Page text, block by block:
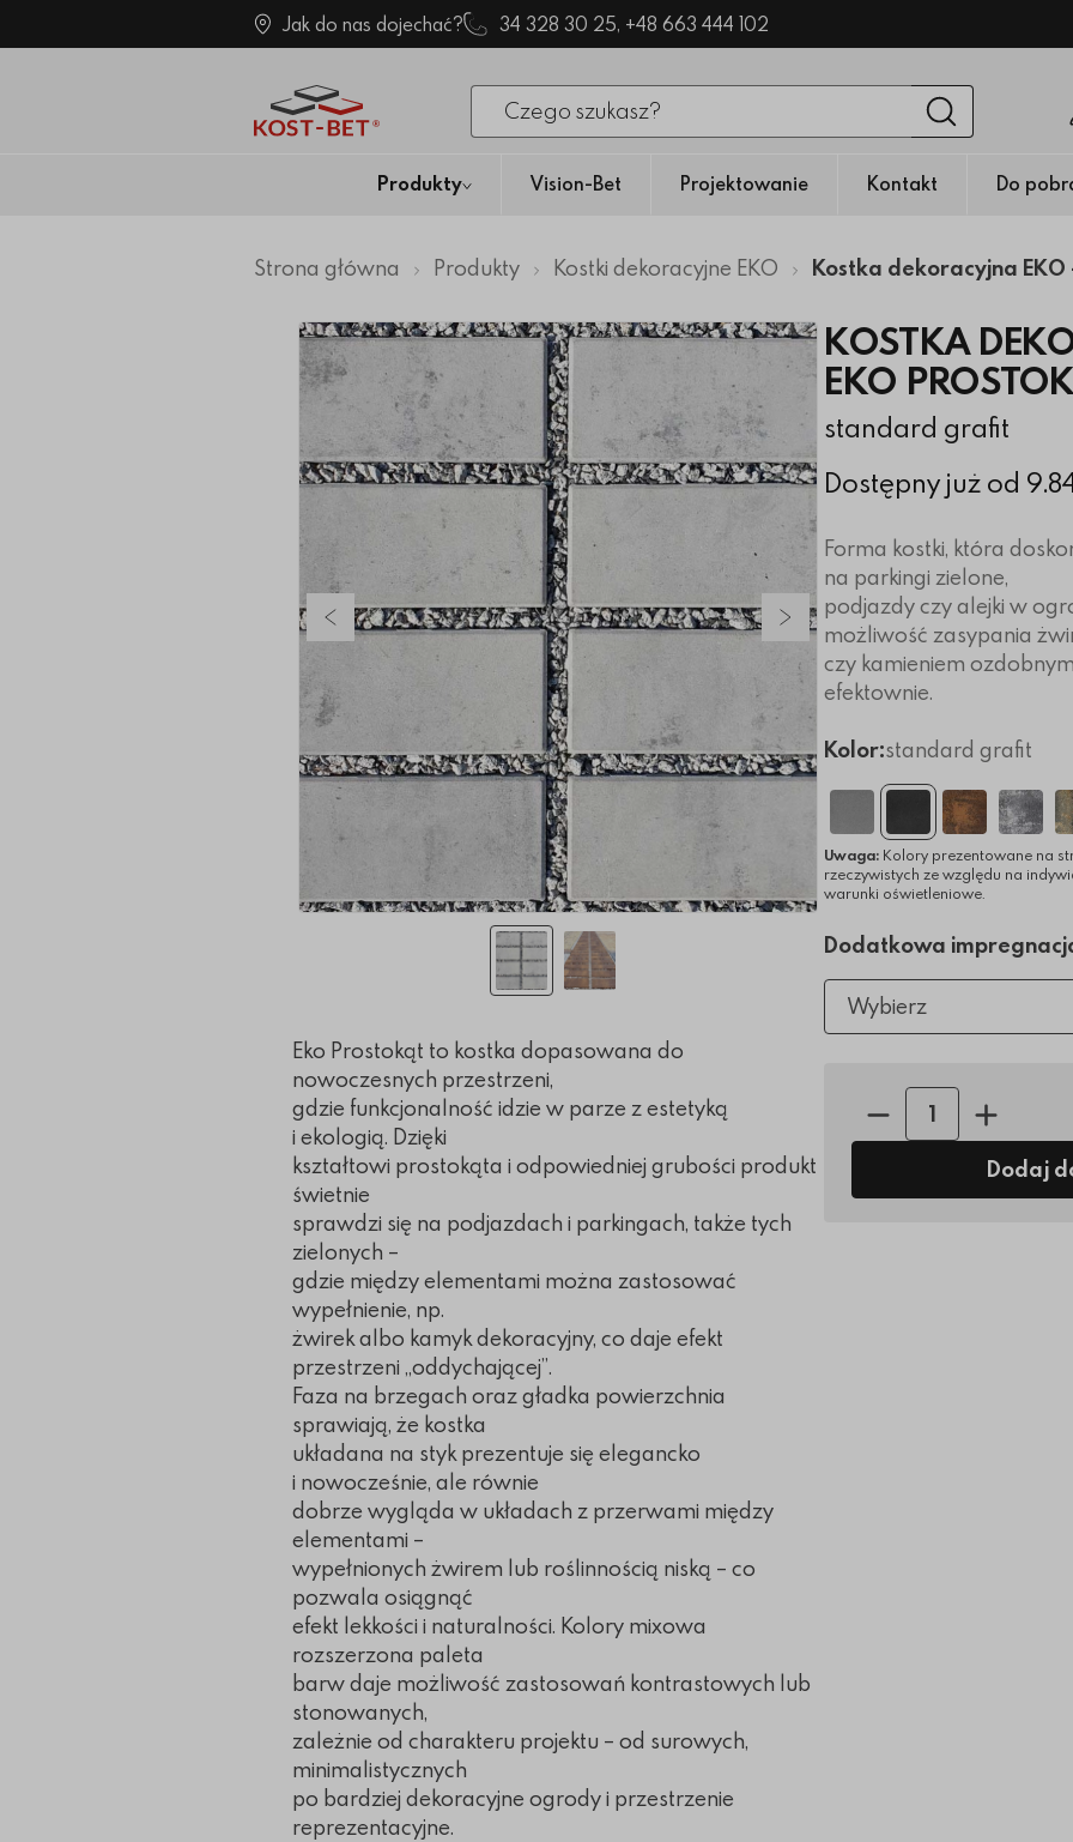
Jak do nas dojechać? 34 328 30 25, +48 663 444 102
Po kliknięciu przycisku fraza zostanie wyszukana
Wyszukaj
Produkty Vision-Bet Projektowanie Kontakt Do
Strona główna Produkty Kostki dekoracyjne EKO Kostka dekoracyjna
KOSTKA
EKO
standard grafit
Dostępny już od
Forma kostki, która
na parkingi zielone,
podjazdy czy alejki w
możliwość zasypania
czy kamieniem
efektownie.
Kolor:standard grafit
Uwaga: Kolory prezentowane na
rzeczywistych ze względu na
warunki oświetleniowe.
Dodatkowa
Wybierz
Ilość sztuk:
Dodaj
Poprzedni slajd Następny slajd
Eko Prostokąt to kostka dopasowana do
nowoczesnych przestrzeni,
gdzie funkcjonalność idzie w parze z estetyką
i ekologią. Dzięki
kształtowi prostokąta i odpowiedniej grubości produkt
świetnie
sprawdzi się na podjazdach i parkingach, także tych
zielonych –
gdzie między elementami można zastosować
wypełnienie, np.
żwirek albo kamyk dekoracyjny, co daje efekt
przestrzeni „oddychającej”.
Faza na brzegach oraz gładka powierzchnia
sprawiają, że kostka
układana na styk prezentuje się elegancko
i nowocześnie, ale równie
dobrze wygląda w układach z przerwami między
elementami –
wypełnionych żwirem lub roślinnością niską – co
pozwala osiągnąć
efekt lekkości i naturalności. Kolory mixowa
rozszerzona paleta
barw daje możliwość zastosowań kontrastowych lub
stonowanych,
zależnie od charakteru projektu – od surowych,
minimalistycznych
po bardziej dekoracyjne ogrody i przestrzenie
reprezentacyjne.